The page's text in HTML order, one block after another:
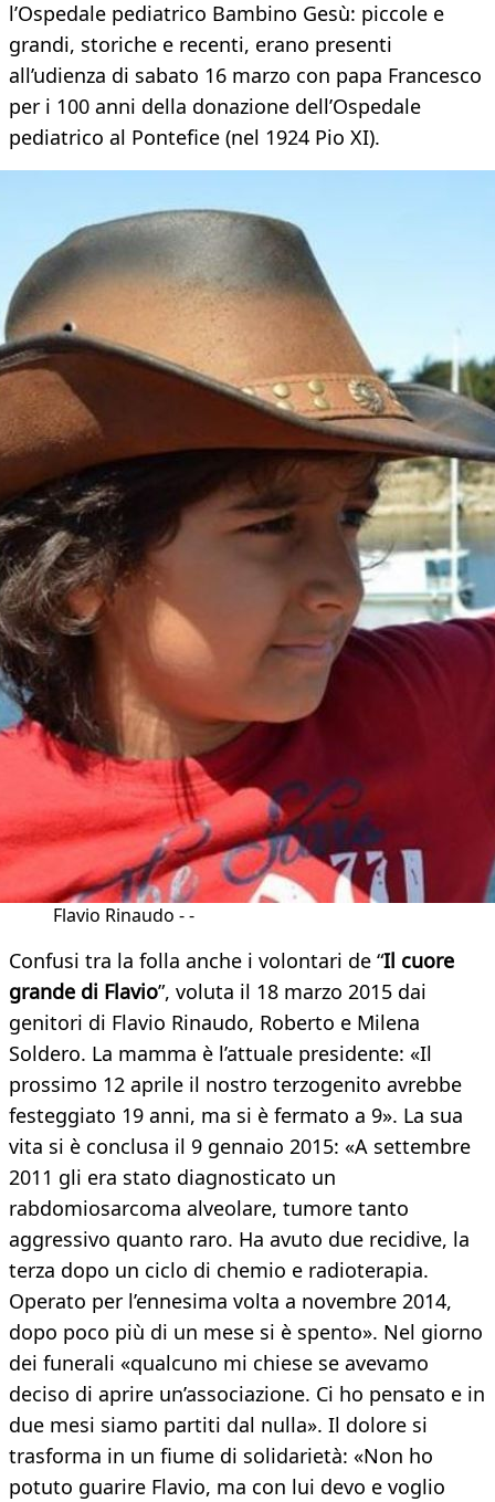
l’Ospedale pediatrico Bambino Gesù: piccole e
grandi, storiche e recenti, erano presenti
all’udienza di sabato 16 marzo con papa Francesco
per i 100 anni della donazione dell’Ospedale
pediatrico al Pontefice (nel 1924 Pio XI).
Flavio Rinaudo - -
Confusi tra la folla anche i volontari de “Il cuore
grande di Flavio”, voluta il 18 marzo 2015 dai
genitori di Flavio Rinaudo, Roberto e Milena
Soldero. La mamma è l’attuale presidente: «Il
prossimo 12 aprile il nostro terzogenito avrebbe
festeggiato 19 anni, ma si è fermato a 9». La sua
vita si è conclusa il 9 gennaio 2015: «A settembre
2011 gli era stato diagnosticato un
rabdomiosarcoma alveolare, tumore tanto
aggressivo quanto raro. Ha avuto due recidive, la
terza dopo un ciclo di chemio e radioterapia.
Operato per l’ennesima volta a novembre 2014,
dopo poco più di un mese si è spento». Nel giorno
dei funerali «qualcuno mi chiese se avevamo
deciso di aprire un’associazione. Ci ho pensato e in
due mesi siamo partiti dal nulla». Il dolore si
trasforma in un fiume di solidarietà: «Non ho
potuto guarire Flavio, ma con lui devo e voglio